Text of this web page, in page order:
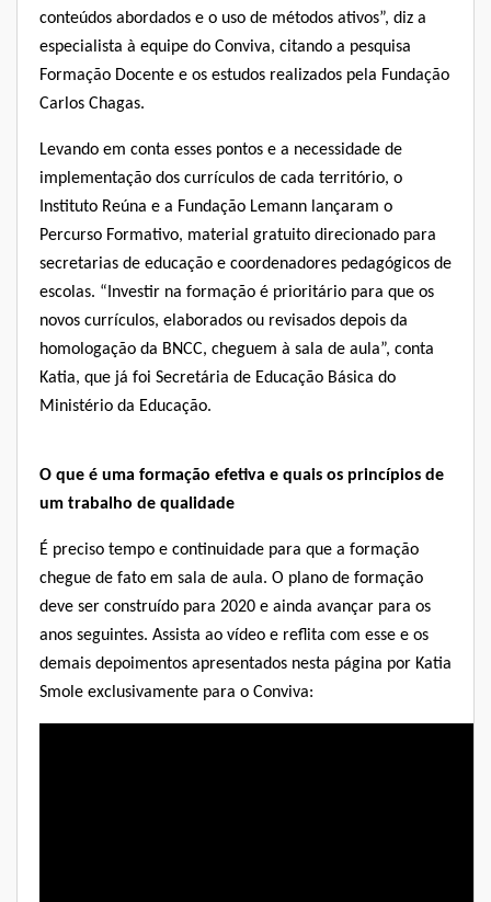
conteúdos abordados e o uso de métodos ativos”, diz a
especialista à equipe do Conviva, citando a pesquisa
Formação Docente e os estudos realizados pela Fundação
Carlos Chagas.
Levando em conta esses pontos e a necessidade de
implementação dos currículos de cada território, o
Instituto Reúna e a Fundação Lemann l ançaram o
Percurso Formativo, material gratuito direcionado para
secretarias de educação e coordenadores pedagógicos de
escolas. “Investir na formação é prioritário para que os
novos currículos, elaborados ou revisados depois da
homologação da BNCC, cheguem à sala de aula”, conta
Katia, que já foi Secretária de Educação Básica do
Ministério da Educação.
O que é uma formação efetiva e quais os princípios de
um trabalho de qualidade
É preciso tempo e continuidade para que a formação
chegue de fato em sala de aula. O plano de formação
deve ser construído para 2020 e ainda avançar para os
anos seguintes. Assista ao vídeo e reflita com esse e os
demais depoimentos apresentados nesta página por Katia
Smole exclusivamente para o Conviva: